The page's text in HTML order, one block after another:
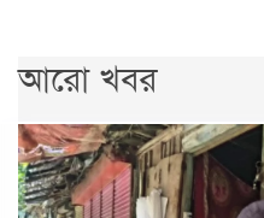
আরো খবর